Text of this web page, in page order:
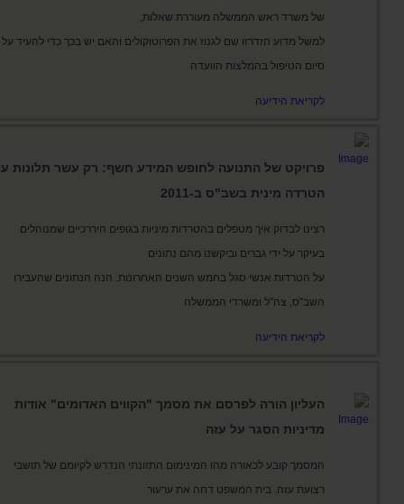
של משרד ראש הממשלה מעוררת שאלות,
למשל מדוע הזדרזו שם לגנוז את הפרוטוקולים והאם יש בכך כדי להעיד על
סיום הטיפול בהמלצות הוועדה
לקריאת הידיעה
פרויקט של התנועה לחופש המידע חשף: רק עשר תלונות
הטרדה מינית בשב"ס ב-2011
רצינו לבדוק איך מטפלים בהטרדות מיניות בגופים היררכיים שמנוהלים
בעיקר על ידי גברים וביקשנו מהם נתונים
על הטרדות אנשי סגל בחמש השנים האחרונות. הנה הנתונים שהעבירו
השב"ס, צה"ל ומשרדי הממשלה
לקריאת הידיעה
העליון הורה לפרסם את מסמך "הקווים האדומים" אודות
מדיניות הסגר על עזה
המסמך קובע לכאורה מהו המינימום התזונתי הנדרש לקיומם של תושבי
רצועת עזה. בית המשפט דחה את ערעור